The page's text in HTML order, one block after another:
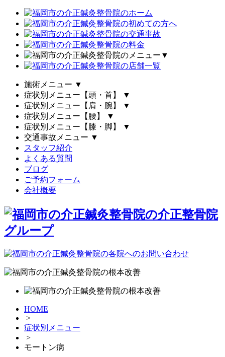
▼
施術メニュー ▼
症状別メニュー【頭・首】
▼
症状別メニュー【肩・腕】
▼
症状別メニュー【腰】
▼
症状別メニュー【膝・脚】
▼
交通事故メニュー ▼
スタッフ紹介
よくある質問
ブログ
ご予約フォーム
会社概要
HOME
>
症状別メニュー
>
モートン病